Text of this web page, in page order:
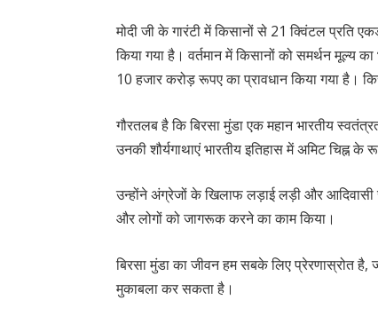
मोदी जी के गारंटी में किसानों से 21 क्विंटल प्रति
किया गया है। वर्तमान में किसानों को समर्थन मूल्य
10 हजार करोड़ रूपए का प्रावधान किया गया है।
गौरतलब है कि बिरसा मुंडा एक महान भारतीय
उनकी शौर्यगाथाएं भारतीय इतिहास में अमिट चिह्न
उन्होंने अंग्रेजों के खिलाफ लड़ाई लड़ी और आदिवासी
और लोगों को जागरूक करने का काम किया।
बिरसा मुंडा का जीवन हम सबके लिए प्रेरणास्रोत है,
मुकाबला कर सकता है।